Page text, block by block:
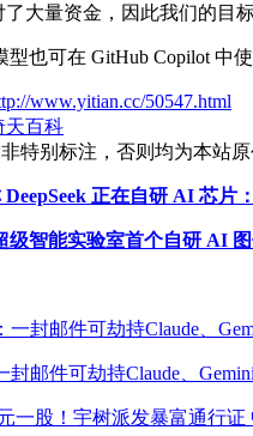
了大量资金，因此我们的目
也可在 GitHub Copilot 中
www.yitian.cc/50547.html
天百科
特别标注，否则均为本站
DeepSeek 正在自研 AI 芯片
级智能实验室首个自研 AI
封邮件可劫持Claude、